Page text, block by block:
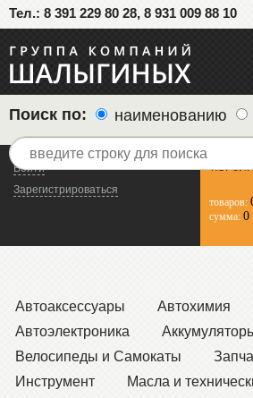
Тел.: 8 391 229 80 28, 8 931 009 88 10
Войти
Зарегистрироваться
товаров:
сумма: 0
Поиск по: наименованию
Автоаксессуары
Автохимия
Автоэлектроника
Велосипеды и Самокаты
Инструмент
Масла и